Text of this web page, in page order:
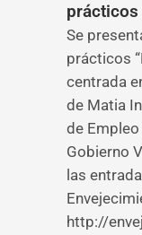
prácticos
Se
prácticos
centrada
de Matia
de
Gobierno
las
http://